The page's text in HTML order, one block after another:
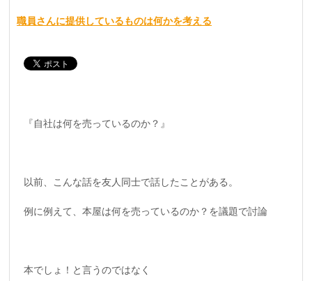
職員さんに提供しているものは何かを考える
『自社は何を売っているのか？』
以前、こんな話を友人同士で話したことがある。
例に例えて、本屋は何を売っているのか？を議題で討論
本でしょ！と言うのではなく